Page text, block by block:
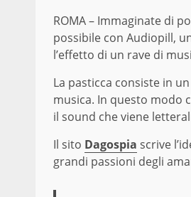
ROMA – Immaginate di
possibile con Audiopill,
l’effetto di un rave di
La pasticca consiste in
musica. In questo modo
il sound che viene
Il sito Dagospia scrive
grandi passioni degli